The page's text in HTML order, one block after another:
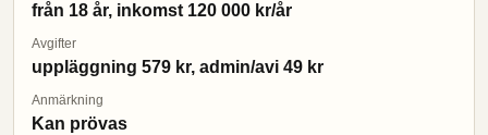
från 18 år, inkomst 120 000 kr/år
Avgifter
uppläggning 579 kr, admin/avi 49 kr
Anmärkning
Kan prövas